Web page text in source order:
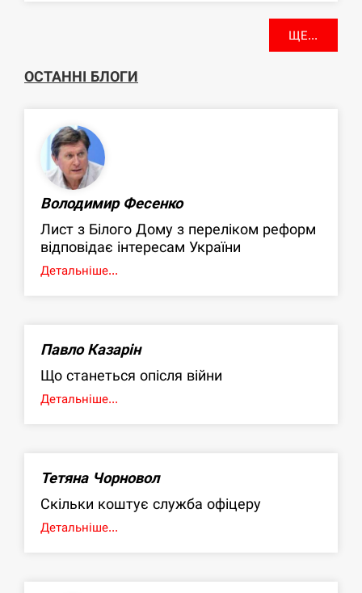
ЩЕ...
ОСТАННІ БЛОГИ
Володимир Фесенко
Лист з Білого Дому з переліком реформ
відповідає інтересам України
Детальніше...
Павло Казарін
Що станеться опісля війни
Детальніше...
Тетяна Чорновол
Скільки коштує служба офіцеру
Детальніше...